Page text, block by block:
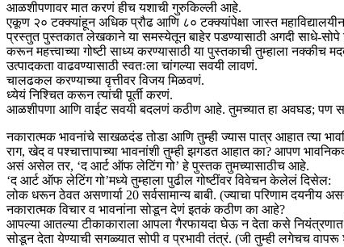
आळशीपणावर मात करणं हीच यशाची गुरुकिल्ली आहे.
एकूण २० टक्क्यांहून अधिक प्रौढ आणि ८० टक्क्यांपेक्षा जास्त
प्रस्तुत पुस्तकात लेखकाने या समस्येतून बाहेर पडण्यासाठी अगदी साधे-
करून महत्त्वाच्या गोष्टी साध्य करण्यासाठी या पुस्तकाची तुम्हाला नक्कीच
उत्पादकता वाढवण्यासाठी स्वतःला चांगल्या सवयी लावणं.
चालढकल करण्याच्या वृत्तीवर विजय मिळवणं.
ध्येयं निश्चित करून त्यांची पूर्ती करणं.
आळशीपणा आणि वाईट सवयी बदलणं कठीण आहे. तुमच्यात हा अवघड; पण
नकारात्मक भावनांचे साखळदंड तोडा आणि तुम्ही ज्यास पात्र आहात त्या
राग, खेद व पश्चात्तापाच्या भावनांशी तुम्ही झगडत आहात का? आपण
असं असेल तर, ‘द आर्ट ऑफ लेटिंग गो’ हे पुस्तक तुमच्यासाठीच आहे.
‘द आर्ट ऑफ लेटिंग गो’मध्ये तुम्हाला पुढील गोष्टींवर विवेचन केलेलं दिसेल:
लोक धरून ठेवत असणार्या 20 सर्वसामान्य बाबी. (ज्याचा परिणाम दयनीय
नकारात्मक विचार व भावनांना सोडून देणं इतकं कठीण का आहे?
आपल्या आतल्या टीकाकाराला आपला गैरफायदा घेऊ न देता कसे
सोडून देता येण्याची सगळ्यात सोपी व प्रभावी तंत्रं. (जी तुम्ही लगेचच